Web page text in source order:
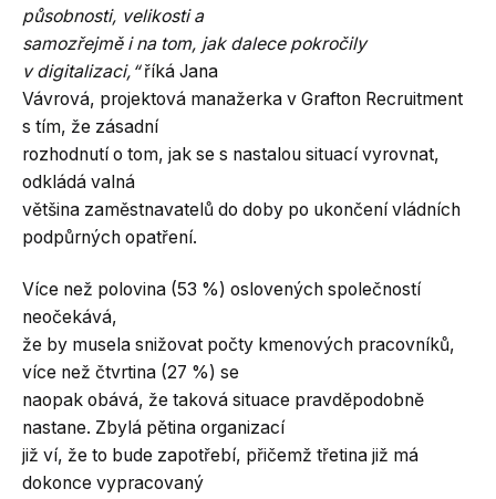
působnosti, velikosti a
samozřejmě i na tom, jak dalece pokročily
v digitalizaci,“říká Jana
Vávrová, projektová manažerka v Grafton Recruitment
s tím, že zásadní
rozhodnutí o tom, jak se s nastalou situací vyrovnat,
odkládá valná
většina zaměstnavatelů do doby po ukončení vládních
podpůrných opatření.
Více než polovina (53 %) oslovených společností
neočekává,
že by musela snižovat počty kmenových pracovníků,
více než čtvrtina (27 %) se
naopak obává, že taková situace pravděpodobně
nastane. Zbylá pětina organizací
již ví, že to bude zapotřebí, přičemž třetina již má
dokonce vypracovaný